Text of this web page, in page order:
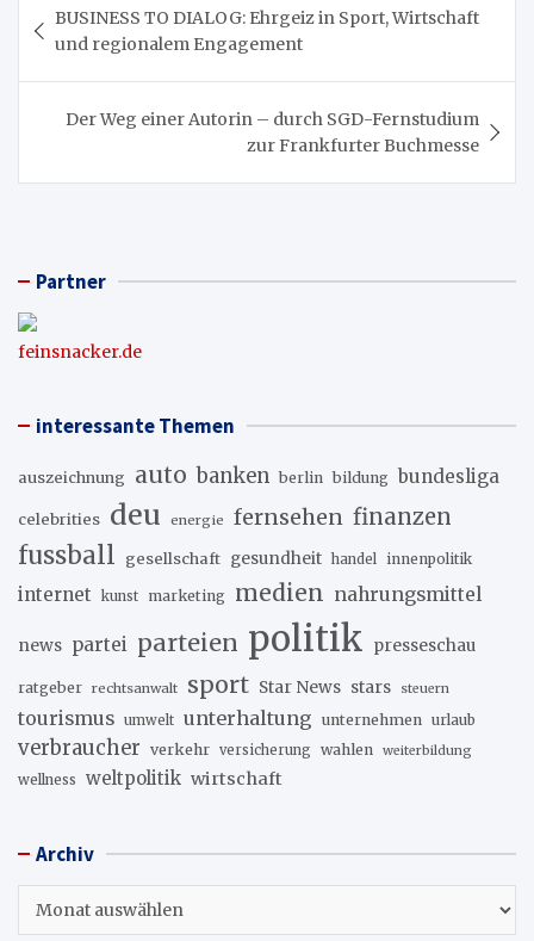
BUSINESS TO DIALOG: Ehrgeiz in Sport, Wirtschaft
und regionalem Engagement
Der Weg einer Autorin – durch SGD-Fernstudium
zur Frankfurter Buchmesse
Partner
feinsnacker.de
interessante Themen
auszeichnung auto banken berlin bildung bundesliga
celebrities deu energie fernsehen finanzen
fussball gesellschaft gesundheit handel innenpolitik
internet kunst marketing medien nahrungsmittel
news partei parteien politik presseschau
ratgeber rechtsanwalt sport Star News stars steuern
tourismus umwelt unterhaltung unternehmen urlaub
verbraucher verkehr versicherung wahlen weiterbildung
wellness weltpolitik wirtschaft
Archiv